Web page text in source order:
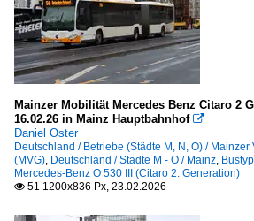
Mainzer Mobilität Mercedes Benz Citaro 2
16.02.26 in Mainz Hauptbahnhof 
Daniel Oster
Deutschland / Betriebe (Städte M, N, O) /
(MVG), Deutschland / Städte M - O / Mainz,
Mercedes-Benz O 530 III (Citaro 2. Generation)
 51 1200x836 Px, 23.02.2026